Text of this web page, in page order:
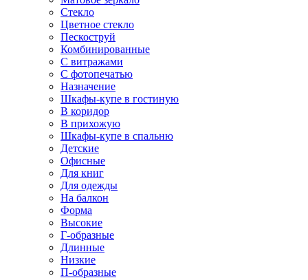
Стекло
Цветное стекло
Пескоструй
Комбинированные
С витражами
С фотопечатью
Назначение
Шкафы-купе в гостиную
В коридор
В прихожую
Шкафы-купе в спальню
Детские
Офисные
Для книг
Для одежды
На балкон
Форма
Высокие
Г-образные
Длинные
Низкие
П-образные